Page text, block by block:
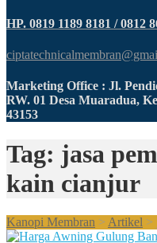
HP. 0819 1189 8181 / 0812
Marketing Office : Jl.
RW. 01 Desa Muaradua,
43153
Tag: jasa
kain cianjur
Kanopi Membran > Artikel >